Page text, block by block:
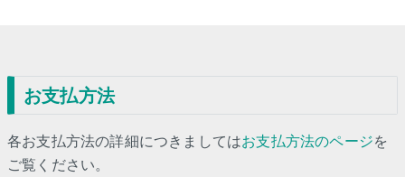
お支払方法
各お支払方法の詳細につきましてはお支払方法のページを
ご覧ください。